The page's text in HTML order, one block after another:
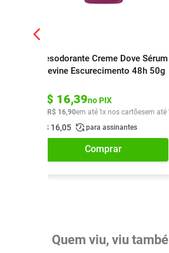
Desodorante Creme Dove Sérum
Previne Escurecimento 48h 50g
R$ 16,39no PIX
R$ 16,90em até 1x nos cartõesem até
R$ 16,05 para assinantes
Comprar
Quem viu, viu